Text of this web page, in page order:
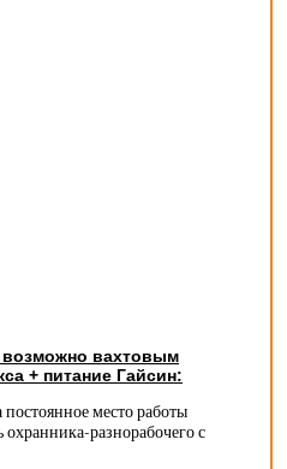
возможно вахтовым
+ питание Гайсин:
место работы
охранника-разнорабочего с